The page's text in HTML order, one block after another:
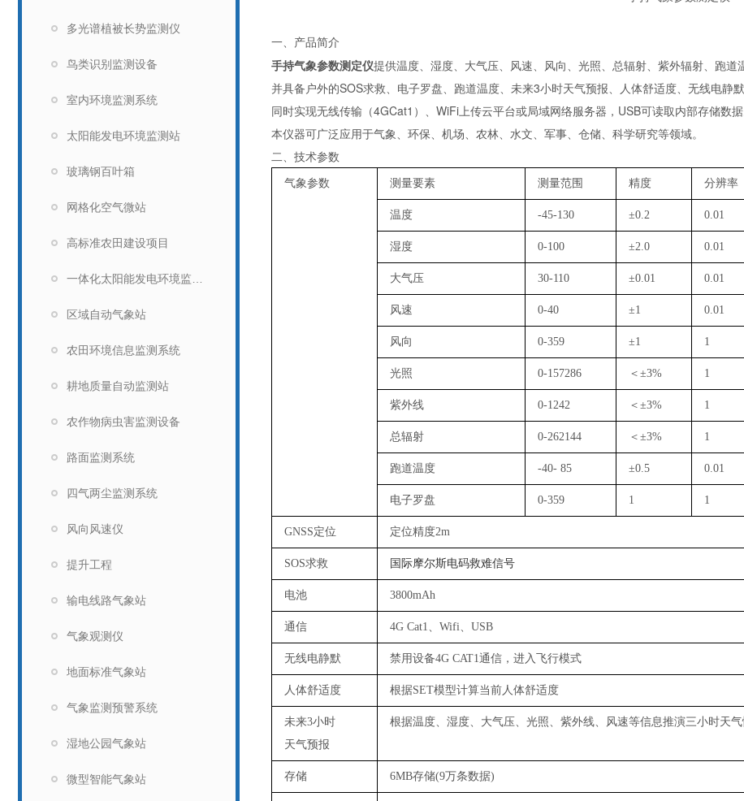
多光谱植被长势监测仪
鸟类识别监测设备
室内环境监测系统
太阳能发电环境监测站
玻璃钢百叶箱
网格化空气微站
高标准农田建设项目
区域自动气象站
农田环境信息监测系统
耕地质量自动监测站
农作物病虫害监测设备
路面监测系统
四气两尘监测系统
风向风速仪
提升工程
输电线路气象站
气象观测仪
地面标准气象站
气象监测预警系统
湿地公园气象站
微型智能气象站
一、产品简介
手持气象参数测定仪提供温度、湿度、大气压、风速、风向、光照、总辐射、紫外辐射、跑道
并具备户外的SOS求救、电子罗盘、跑道温度、未来3小时天气预报、人体舒适度、无线电静
同时实现无线传输（4GCat1）、WiFi上传云平台或局域网络服务器，USB可读取内部存储数据
本仪器可广泛应用于气象、环保、机场、农林、水文、军事、仓储、科学研究等领域。
二、技术参数
气象参数 测量要素 测量范围 精度 分辨率
温度 -45-130 ±0.2 0.01
湿度 0-100 ±2.0 0.01
大气压 30-110 ±0.01 0.01
风速 0-40 ±1 0.01
风向 0-359 ±1 1
光照 0-157286 ＜ ±3% 1
紫外线 0-1242 ＜ ±3% 1
总辐射 0-262144 ＜ ±3% 1
跑道温度 -40- 85 ±0.5 0.01
电子罗盘 0-359 1 1
GNSS定位 定位精度2m
SOS求救 国际摩尔斯电码救难信号
电池 3800mAh
通信 4G Cat1、Wifi、USB
无线电静默 禁用设备4G CAT1通信，进入飞行模式
人体舒适度 根据SET模型计算当前人体舒适度
未来3小时
天气预报
根据温度、湿度、大气压、光照、紫外线、风速等信息推演三小时天
存储 6MB存储(9万条数据)